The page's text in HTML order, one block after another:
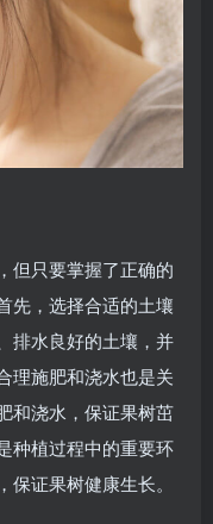
但只要掌握了正确的
先，选择合适的土壤
排水良好的土壤，并
理施肥和浇水也是关
和浇水，保证果树茁
种植过程中的重要环
证果树健康生长。